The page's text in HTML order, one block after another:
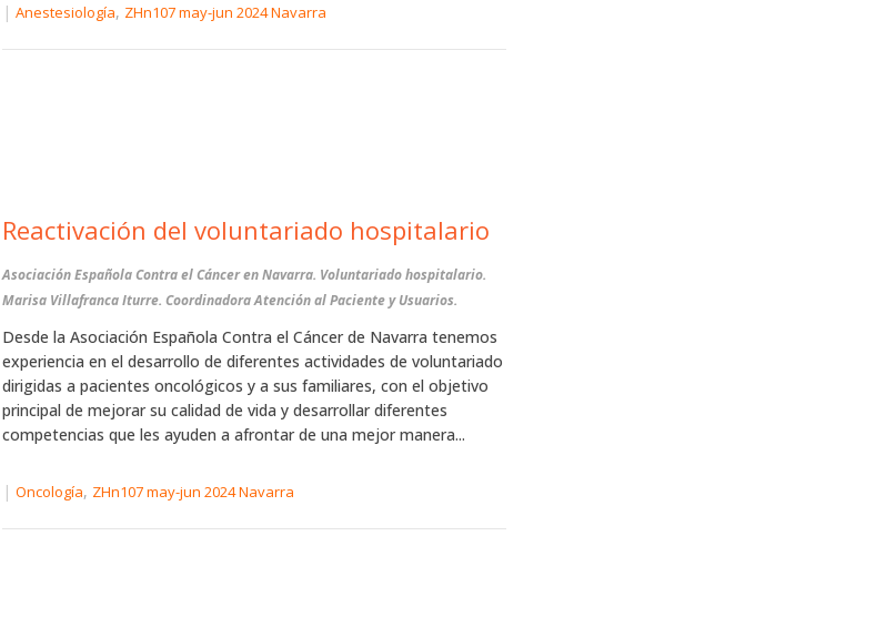
| Anestesiología, ZHn107 may-jun 2024 Navarra
Reactivación del voluntariado hospitalario
Asociación Española Contra el Cáncer en Navarra. Voluntariado hospitalario.
Marisa Villafranca Iturre. Coordinadora Atención al Paciente y Usuarios.
Desde la Asociación Española Contra el Cáncer de Navarra tenemos
experiencia en el desarrollo de diferentes actividades de voluntariado
dirigidas a pacientes oncológicos y a sus familiares, con el objetivo
principal de mejorar su calidad de vida y desarrollar diferentes
competencias que les ayuden a afrontar de una mejor manera...
| Oncología, ZHn107 may-jun 2024 Navarra